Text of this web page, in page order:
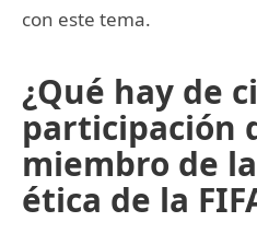
con este tema.
¿Qué hay de
participación
miembro de
ética de la